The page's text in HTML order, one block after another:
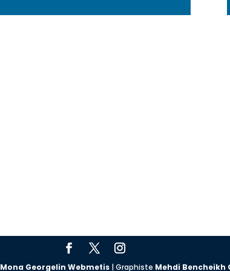
Mona Georgelin Webmetis| Graphiste Mehdi Bencheikh